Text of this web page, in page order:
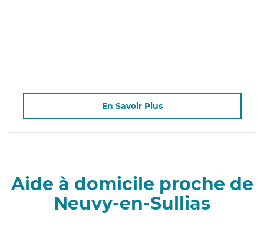
En Savoir Plus
Aide à domicile proche de
Neuvy-en-Sullias